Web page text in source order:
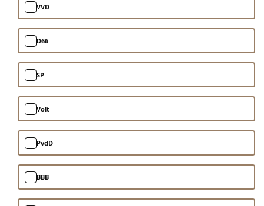
VVD
D66
SP
Volt
PvdD
BBB